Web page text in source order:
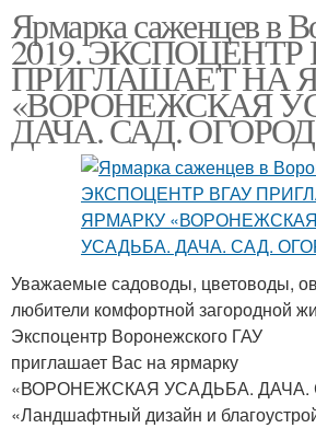
Ярмарка саженцев в
2019. ЭКСПОЦЕНТР
ПРИГЛАШАЕТ НА
«ВОРОНЕЖСКАЯ
ДАЧА. САД.
Уважаемые садоводы, цветоводы,
любители комфортной загородной
Экспоцентр Воронежского ГАУ
приглашает Вас на ярмарку
«ВОРОНЕЖСКАЯ УСАДЬБА. ДАЧА.
«Ландшафтный дизайн и